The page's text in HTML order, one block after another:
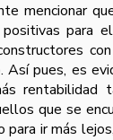
mencionar
positivas para
pues, es
rentabilidad
que se
para ir más